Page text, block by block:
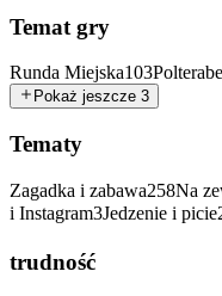
Temat gry
Runda Miejska103
Pokaż jeszcze 3
Tematy
Zagadka i zabawa258Na
i Instagram3Jedzenie i picie
trudność